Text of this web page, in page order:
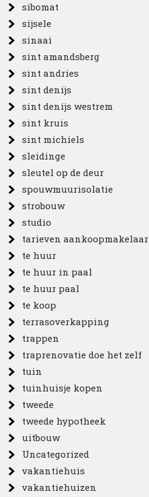
sibomat
sijsele
sinaai
sint amandsberg
sint andries
sint denijs
sint denijs westrem
sint kruis
sint michiels
sleidinge
sleutel op de deur
spouwmuurisolatie
strobouw
studio
tarieven aankoopmakelaar
te huur
te huur in paal
te huur paal
te koop
terrasoverkapping
trappen
traprenovatie doe het zelf
tuin
tuinhuisje kopen
tweede
tweede hypotheek
uitbouw
Uncategorized
vakantiehuis
vakantiehuizen